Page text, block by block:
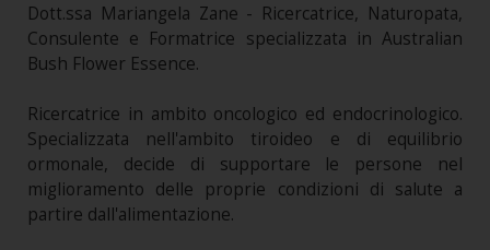
Dott.ssa Mariangela Zane - Ricercatrice, Naturopata,
Consulente e Formatrice specializzata in Australian
Bush Flower Essence.
Ricercatrice in ambito oncologico ed endocrinologico.
Specializzata nell'ambito tiroideo e di equilibrio
ormonale, decide di supportare le persone nel
miglioramento delle proprie condizioni di salute a
partire dall'alimentazione.